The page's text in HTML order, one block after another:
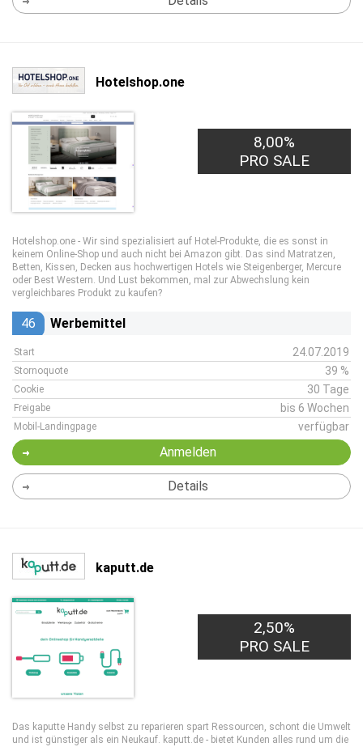
Hotelshop.one
8,00%
PRO SALE
Hotelshop.one - Wir sind spezialisiert auf Hotel-Produkte, die es sonst in
keinem Online-Shop und auch nicht bei Amazon gibt. Das sind Matratzen,
Betten, Kissen, Decken aus hochwertigen Hotels wie Steigenberger, Mercure
oder Best Western. Und Lust bekommen, mal zur Abwechslung kein
vergleichbares Produkt zu kaufen?
46 Werbemittel
Start 24.07.2019
Stornoquote 39 %
Cookie 30 Tage
Freigabe bis 6 Wochen
Mobil-Landingpage verfügbar
Anmelden
Details
kaputt.de
2,50%
PRO SALE
Das kaputte Handy selbst zu reparieren spart Ressourcen, schont die Umwelt
und ist günstiger als ein Neukauf. kaputt.de - bietet Kunden alles rund um die